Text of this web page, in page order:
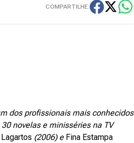
COMPARTILHE:
dos profissionais mais conhecidos
novelas e minisséries na TV
(2006) e Fina Estampa